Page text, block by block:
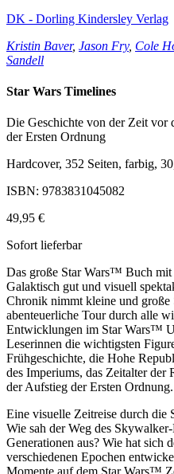
DK - Dorling Kindersley Verlag
Kristin Baver, Jason Fry, Cole
Sandell
Star Wars Timelines
Die Geschichte von der Zeit vor
der Ersten Ordnung
Hardcover, 352 Seiten, farbig,
ISBN: 9783831045082
49,95 €
Sofort lieferbar
Das große Star Wars™ Buch
Galaktisch gut und visuell
Chronik nimmt kleine und
abenteuerliche Tour durch alle
Entwicklungen im Star Wars™
Leserinnen die wichtigsten
Frühgeschichte, die Hohe
des Imperiums, das Zeitalter
der Aufstieg der Ersten Ordnung.
Eine visuelle Zeitreise durch
Wie sah der Weg des
Generationen aus? Wie hat sich
verschiedenen Epochen